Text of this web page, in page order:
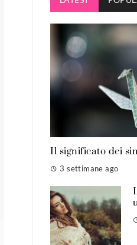
Il significato dei
3 settimane ago